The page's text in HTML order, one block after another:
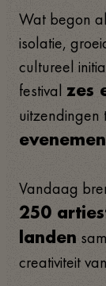
Wat begon
isolatie,
cultureel
festival zes
uitzendingen
Vandaag
250
landen
creativiteit